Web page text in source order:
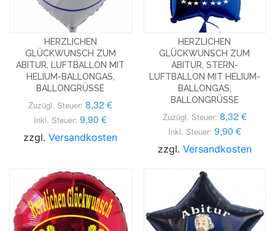
HERZLICHEN
GLÜCKWUNSCH ZUM
ABITUR, LUFTBALLON MIT
HELIUM-BALLONGAS,
BALLONGRÜSSE
Zuzügl. Steuer: 8,32 €
Inkl. Steuer: 9,90 €
zzgl.Versandkosten
HERZLICHEN
GLÜCKWUNSCH ZUM
ABITUR, STERN-
LUFTBALLON MIT HELIUM-
BALLONGAS,
BALLONGRÜSSE
Zuzügl. Steuer: 8,32 €
Inkl. Steuer: 9,90 €
zzgl. Versandkosten